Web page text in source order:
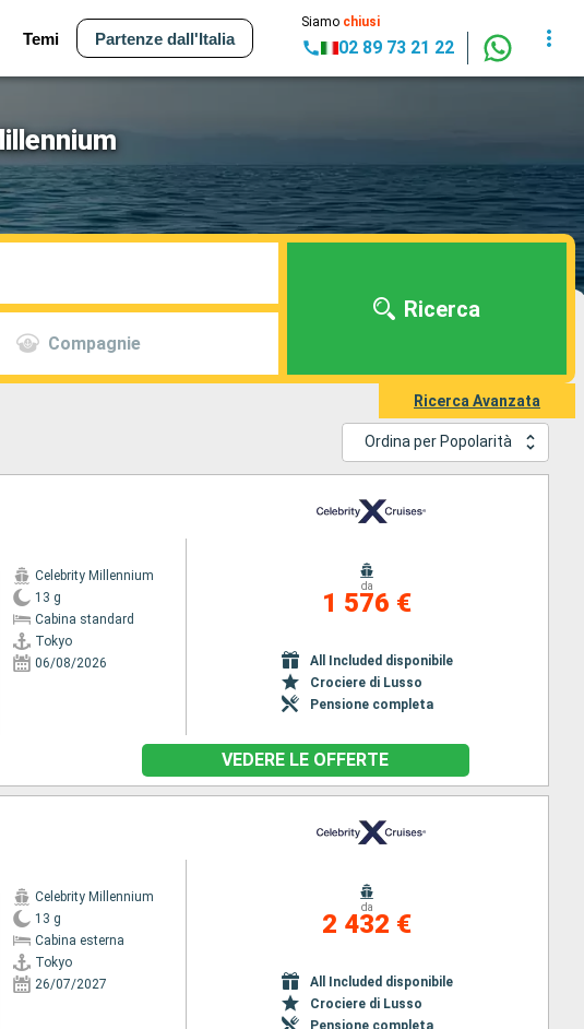
Temi Partenze dall'Italia
Siamo chiusi
02 89 73 21 22
Compagnie
Ricerca
Ricerca Avanzata
Ordina per Popolarità
Celebrity Millennium
13 g
Cabina standard
Tokyo
06/08/2026
da
1 576 €
All Included disponibile
Crociere di Lusso
Pensione completa
VEDERE LE OFFERTE
Celebrity Millennium
13 g
Cabina esterna
Tokyo
26/07/2027
da
2 432 €
All Included disponibile
Crociere di Lusso
Pensione completa